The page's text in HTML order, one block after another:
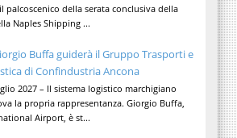
palcoscenico della serata conclusiva della
Naples Shipping ...
Buffa guiderà il Gruppo Trasporti e
di Confindustria Ancona
2027 – Il sistema logistico marchigiano
la propria rappresentanza. Giorgio Buffa,
Airport, è st...